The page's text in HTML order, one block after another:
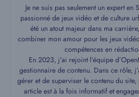
Je ne suis pas seulement un expert en
passionné de jeux vidéo et de culture
été un atout majeur dans ma
combiner mon amour pour les jeux
compétences en
En 2023, j’ai rejoint l’équipe
gestionnaire de contenu. Dans ce rôle,
gérer et de superviser le contenu du site,
article est à la fois informatif et